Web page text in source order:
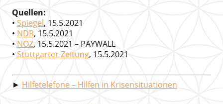
Quellen:
• Spiegel, 15.5.2021
• NDR, 15.5.2021
• NOZ, 15.5.2021 – PAYWALL
• Stuttgarter Zeitung, 15.5.2021
► Hilfetelefone – Hilfen in Krisensituationen